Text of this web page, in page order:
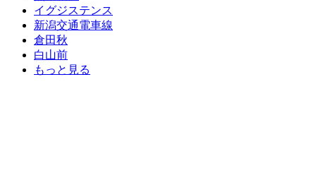
イグジステンス
新潟交通電車線
倉田秋
白山前
もっと見る